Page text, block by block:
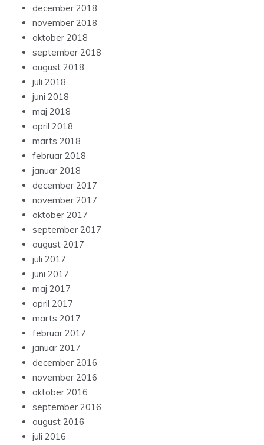
december 2018
november 2018
oktober 2018
september 2018
august 2018
juli 2018
juni 2018
maj 2018
april 2018
marts 2018
februar 2018
januar 2018
december 2017
november 2017
oktober 2017
september 2017
august 2017
juli 2017
juni 2017
maj 2017
april 2017
marts 2017
februar 2017
januar 2017
december 2016
november 2016
oktober 2016
september 2016
august 2016
juli 2016